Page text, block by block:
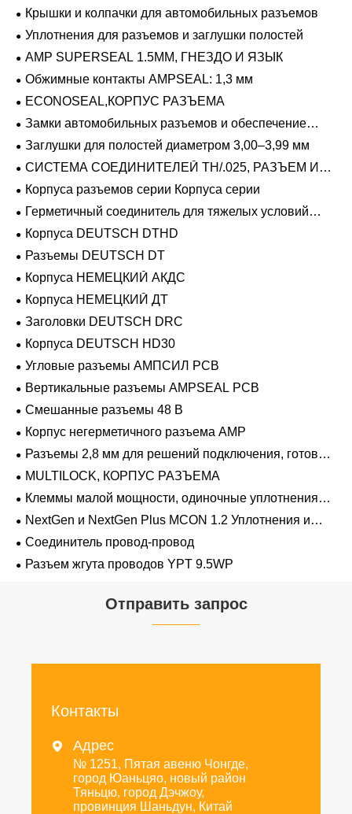
Крышки и колпачки для автомобильных разъемов
Уплотнения для разъемов и заглушки полостей
AMP SUPERSEAL 1.5MM, ГНЕЗДО И ЯЗЫК
Обжимные контакты AMPSEAL: 1,3 мм
ECONOSEAL,КОРПУС РАЗЪЕМА
Замки автомобильных разъемов и обеспечение
положения
Заглушки для полостей диаметром 3,00–3,99 мм
СИСТЕМА СОЕДИНИТЕЛЕЙ TH/.025, РАЗЪЕМ И
ВКЛАДЫШ
Корпуса разъемов серии Корпуса серии
Герметичный соединитель для тяжелых условий
эксплуатации Фиксирующие направляющие серии
Корпуса DEUTSCH DTHD
Разъемы DEUTSCH DT
Корпуса НЕМЕЦКИЙ АКДС
Корпуса НЕМЕЦКИЙ ДТ
Заголовки DEUTSCH DRC
Корпуса DEUTSCH HD30
Угловые разъемы АМПСИЛ PCB
Вертикальные разъемы AMPSEAL PCB
Смешанные разъемы 48 В
Корпус негерметичного разъема AMP
Разъемы 2,8 мм для решений подключения, готовых
к напряжению 48 В
MULTILOCK, КОРПУС РАЗЪЕМА
Клеммы малой мощности, одиночные уплотнения
проводов 1,2 мм-2,8 мм
NextGen и NextGen Plus MCON 1.2 Уплотнения и
заглушки для полостей с одинарной проволокой с
замком-копьем
Соединитель провод-провод
Разъем жгута проводов YPT 9.5WP
Отправить запрос
Контакты
 Адрес
№ 1251, Пятая авеню Чонгде,
город Юаньцяо, новый район
Тяньцю, город Дэчжоу,
провинция Шаньдун, Китай